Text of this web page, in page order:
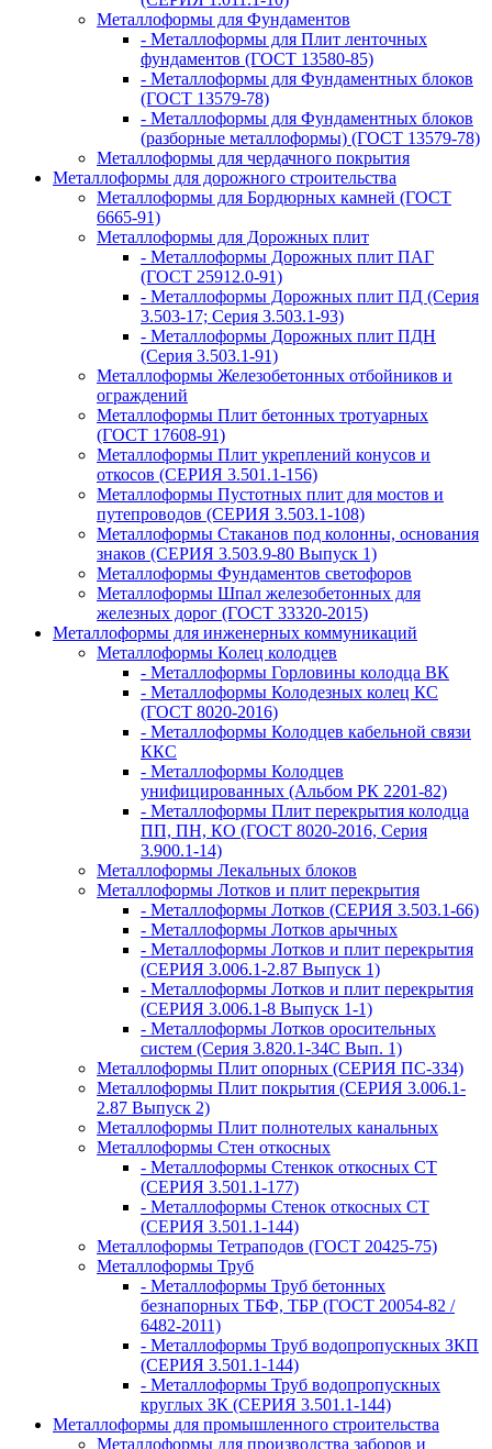
Металлоформы для Фундаментов
- Металлоформы для Плит ленточных
фундаментов (ГОСТ 13580-85)
- Металлоформы для Фундаментных блоков
(ГОСТ 13579-78)
- Металлоформы для Фундаментных блоков
(разборные металлоформы) (ГОСТ 13579-78)
Металлоформы для чердачного покрытия
Металлоформы для дорожного строительства
Металлоформы для Бордюрных камней (ГОСТ
6665-91)
Металлоформы для Дорожных плит
- Металлоформы Дорожных плит ПАГ
(ГОСТ 25912.0-91)
- Металлоформы Дорожных плит ПД (Серия
3.503-17; Серия 3.503.1-93)
- Металлоформы Дорожных плит ПДН
(Серия 3.503.1-91)
Металлоформы Железобетонных отбойников и
ограждений
Металлоформы Плит бетонных тротуарных
(ГОСТ 17608-91)
Металлоформы Плит укреплений конусов и
откосов (СЕРИЯ 3.501.1-156)
Металлоформы Пустотных плит для мостов и
путепроводов (СЕРИЯ 3.503.1-108)
Металлоформы Стаканов под колонны, основания
знаков (СЕРИЯ 3.503.9-80 Выпуск 1)
Металлоформы Фундаментов светофоров
Металлоформы Шпал железобетонных для
железных дорог (ГОСТ 33320-2015)
Металлоформы для инженерных коммуникаций
Металлоформы Колец колодцев
- Металлоформы Горловины колодца ВК
- Металлоформы Колодезных колец КС
(ГОСТ 8020-2016)
- Металлоформы Колодцев кабельной связи
ККС
- Металлоформы Колодцев
унифицированных (Альбом РК 2201-82)
- Металлоформы Плит перекрытия колодца
ПП, ПН, КО (ГОСТ 8020-2016, Серия
3.900.1-14)
Металлоформы Лекальных блоков
Металлоформы Лотков и плит перекрытия
- Металлоформы Лотков (СЕРИЯ 3.503.1-66)
- Металлоформы Лотков арычных
- Металлоформы Лотков и плит перекрытия
(СЕРИЯ 3.006.1-2.87 Выпуск 1)
- Металлоформы Лотков и плит перекрытия
(СЕРИЯ 3.006.1-8 Выпуск 1-1)
- Металлоформы Лотков оросительных
систем (Серия 3.820.1-34С Вып. 1)
Металлоформы Плит опорных (СЕРИЯ ПС-334)
Металлоформы Плит покрытия (СЕРИЯ 3.006.1-
2.87 Выпуск 2)
Металлоформы Плит полнотелых канальных
Металлоформы Стен откосных
- Металлоформы Стенкок откосных СТ
(СЕРИЯ 3.501.1-177)
- Металлоформы Стенок откосных СТ
(СЕРИЯ 3.501.1-144)
Металлоформы Тетраподов (ГОСТ 20425-75)
Металлоформы Труб
- Металлоформы Труб бетонных
безнапорных ТБФ, ТБР (ГОСТ 20054-82 /
6482-2011)
- Металлоформы Труб водопропускных ЗКП
(СЕРИЯ 3.501.1-144)
- Металлоформы Труб водопропускных
круглых ЗК (СЕРИЯ 3.501.1-144)
Металлоформы для промышленного строительства
Металлоформы для производства заборов и